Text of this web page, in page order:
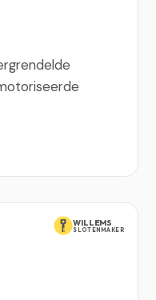
WILLEMS
SLOTENMAKER